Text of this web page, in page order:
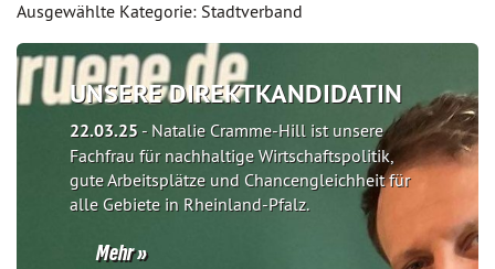
Ausgewählte Kategorie: Stadtverband
UNSERE DIREKTKANDIDATIN
22.03.25 - Natalie Cramme-Hill ist unsere
Fachfrau für nachhaltige Wirtschaftspolitik,
gute Arbeitsplätze und Chancengleichheit für
alle Gebiete in Rheinland-Pfalz.
Mehr